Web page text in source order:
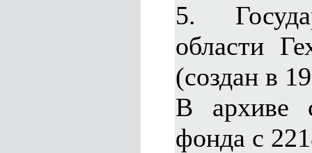
5.
области
(создан в
В архиве
фонда с